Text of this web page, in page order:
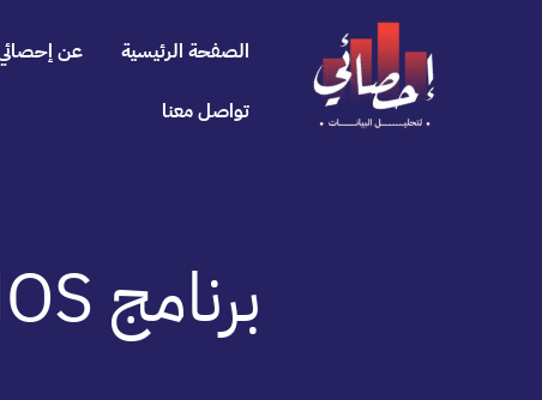
الصفحة الرئيسية عن
تواصل معنا
برنامج AMOS واستخدامه في تفسير النتائج